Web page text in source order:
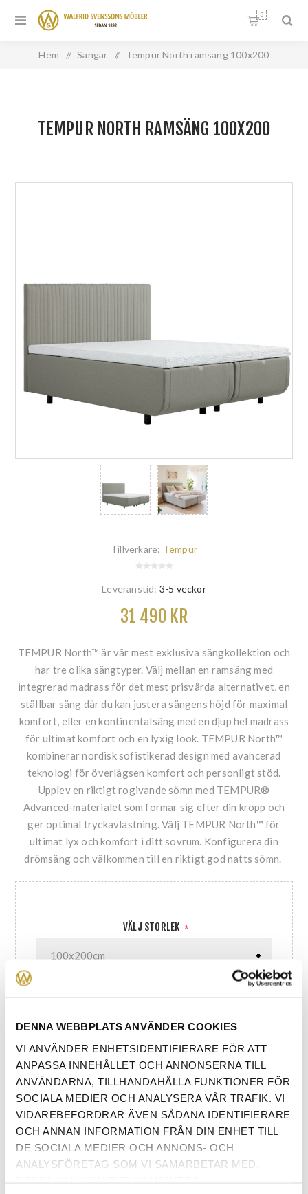
DENNA WEBBPLATS ANVÄNDER COOKIES
VI ANVÄNDER ENHETSIDENTIFIERARE FÖR ATT
ANPASSA INNEHÅLLET OCH ANNONSERNA TILL
ANVÄNDARNA, TILLHANDAHÅLLA FUNKTIONER FÖR
SOCIALA MEDIER OCH ANALYSERA VÅR TRAFIK. VI
VIDAREBEFORDRAR ÄVEN SÅDANA IDENTIFIERARE
OCH ANNAN INFORMATION FRÅN DIN ENHET TILL
DE SOCIALA MEDIER OCH ANNONS- OCH
ANALYSFÖRETAG SOM VI SAMARBETAR MED.
0
Hem / Sängar / Tempur North ramsäng 100x200
TEMPUR NORTH RAMSÄNG 100X200
Tillverkare: Tempur
Leveranstid: 3-5 veckor
31 490 KR
TEMPUR North™ är vår mest exklusiva sängkollektion och
har tre olika sängtyper. Välj mellan en ramsäng med
integrerad madrass för det mest prisvärda alternativet, en
ställbar säng där du kan justera sängens höjd för maximal
komfort, eller en kontinentalsäng med en djup hel madrass
för ultimat komfort och en lyxig look. TEMPUR North™
kombinerar nordisk sofistikerad design med avancerad
teknologi för överlägsen komfort och personligt stöd.
Upplev en riktigt rogivande sömn med TEMPUR®
Advanced-materialet som formar sig efter din kropp och
ger optimal tryckavlastning. Välj TEMPUR North™ för
ultimat lyx och komfort i ditt sovrum. Konfigurera din
drömsäng och välkommen till en riktigt god natts sömn.
VÄLJ STORLEK *
VÄLJ TYG *